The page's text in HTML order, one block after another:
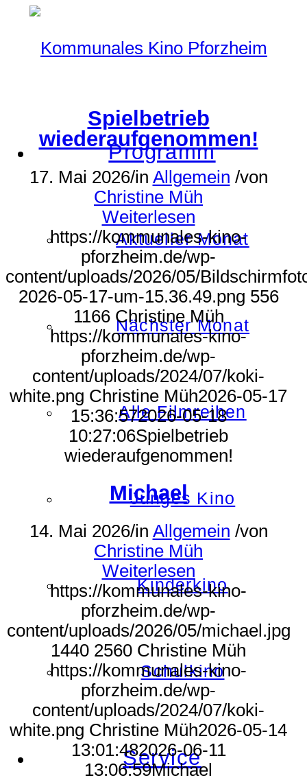
Programm
Aktueller Monat
Nächster Monat
Alle Filmreihen
Junges Kino
Kinderkino
Schulkino
Service
Spielbetrieb
wiederaufgenommen!
17. Mai 2026/in Allgemein /von
Christine Müh
Weiterlesen
https://kommunales-kino-
pforzheim.de/wp-
content/uploads/2026/05/
2026-05-17-um-15.36.49.png 556
1166 Christine Müh
https://kommunales-kino-
pforzheim.de/wp-
content/uploads/2024/07/koki-
white.png Christine Müh2026-05-17
15:36:572026-05-18
10:27:06Spielbetrieb
wiederaufgenommen!
Michael
14. Mai 2026/in Allgemein /von
Christine Müh
Weiterlesen
https://kommunales-kino-
pforzheim.de/wp-
content/uploads/2026/05/michael.jpg
1440 2560 Christine Müh
https://kommunales-kino-
pforzheim.de/wp-
content/uploads/2024/07/koki-
white.png Christine Müh2026-05-14
13:01:482026-06-11
13:06:59Michael